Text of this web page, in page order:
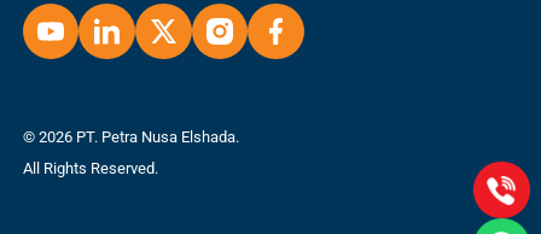
© 2026 PT. Petra Nusa Elshada.
All Rights Reserved.